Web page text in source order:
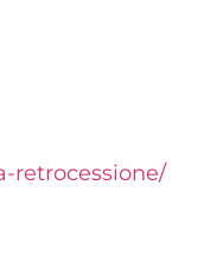
retrocessione/